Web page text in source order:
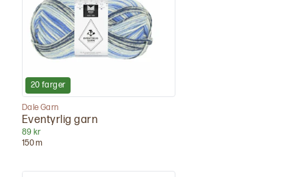
20 farger
Dale Garn
Eventyrlig garn
89 kr
150m